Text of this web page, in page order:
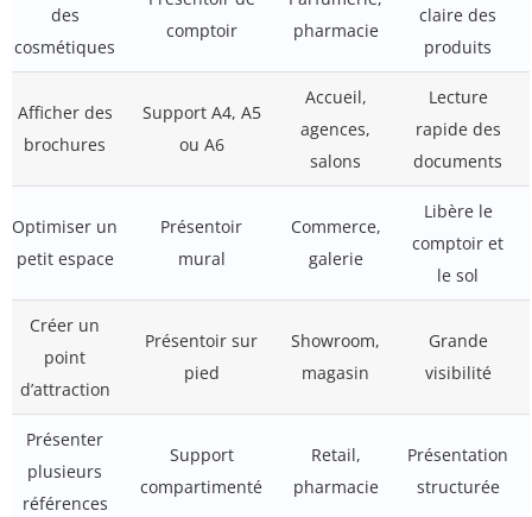
des
cosmétiques
comptoir
pharmacie
claire des
produits
Afficher des
brochures
Support A4, A5
ou A6
Accueil,
agences,
salons
Lecture
rapide des
documents
Optimiser un
petit espace
Présentoir
mural
Commerce,
galerie
Libère le
comptoir et
le sol
Créer un
point
d’attraction
Présentoir sur
pied
Showroom,
magasin
Grande
visibilité
Présenter
plusieurs
références
Support
compartimenté
Retail,
pharmacie
Présentation
structurée